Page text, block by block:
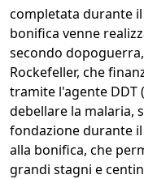
completata durante
bonifica venne
secondo
Rockefeller, che
tramite l'agente DDT
debellare la malaria,
fondazione durante
alla bonifica, che
grandi stagni e